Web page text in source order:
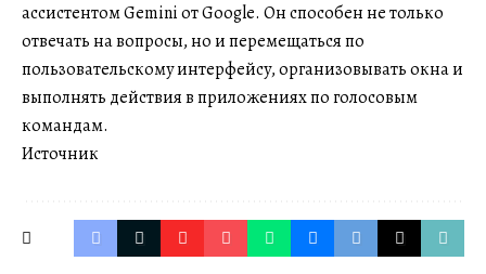
ассистентом Gemini от Google. Он способен не только
отвечать на вопросы, но и перемещаться по
пользовательскому интерфейсу, организовывать окна и
выполнять действия в приложениях по голосовым
командам.
Источник